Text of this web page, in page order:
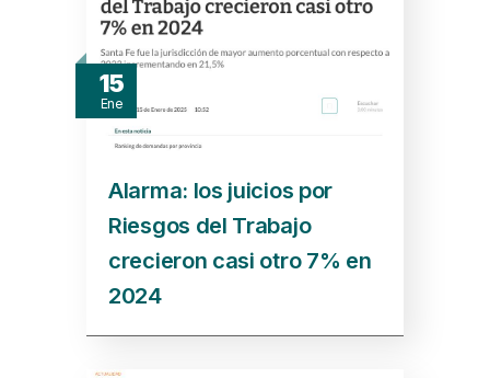
15
Ene
Alarma: los juicios por
Riesgos del Trabajo
crecieron casi otro 7% en
2024